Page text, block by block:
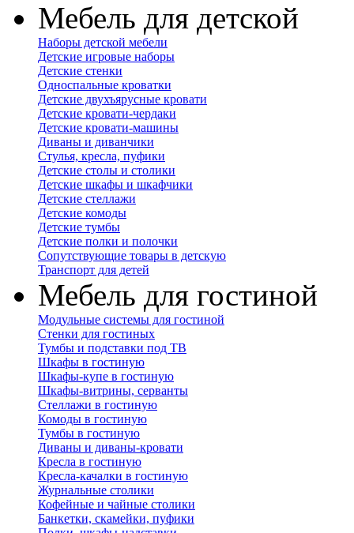
Мебель для детской
Наборы детской мебели
Детские игровые наборы
Детские стенки
Односпальные кроватки
Детские двухъярусные кровати
Детские кровати-чердаки
Детские кровати-машины
Диваны и диванчики
Стулья, кресла, пуфики
Детские столы и столики
Детские шкафы и шкафчики
Детские стеллажи
Детские комоды
Детские тумбы
Детские полки и полочки
Сопутствующие товары в детскую
Транспорт для детей
Мебель для гостиной
Модульные системы для гостиной
Стенки для гостиных
Тумбы и подставки под ТВ
Шкафы в гостиную
Шкафы-купе в гостиную
Шкафы-витрины, серванты
Стеллажи в гостиную
Комоды в гостиную
Тумбы в гостиную
Диваны и диваны-кровати
Кресла в гостиную
Кресла-качалки в гостиную
Журнальные столики
Кофейные и чайные столики
Банкетки, скамейки, пуфики